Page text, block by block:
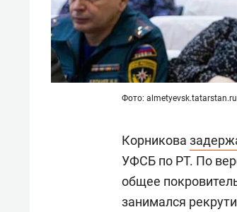
Фото: almetyevsk.tatarstan.ru
Корникова
УФСБ по РТ. По
общее
занимался